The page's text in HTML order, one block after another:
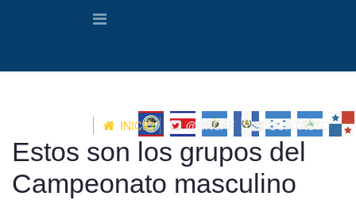
INICIO @UNCAF CONTACTO
Estos son los grupos del
Campeonato masculino